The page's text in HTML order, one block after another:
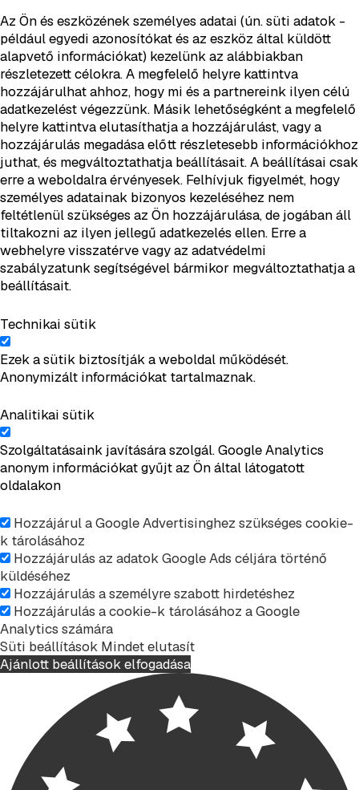
Az Ön és eszközének személyes adatai (ún. süti adatok -
például egyedi azonosítókat és az eszköz által küldött
alapvető információkat) kezelünk az alábbiakban
részletezett célokra. A megfelelő helyre kattintva
hozzájárulhat ahhoz, hogy mi és a partnereink ilyen célú
adatkezelést végezzünk. Másik lehetőségként a megfelelő
helyre kattintva elutasíthatja a hozzájárulást, vagy a
hozzájárulás megadása előtt részletesebb információkhoz
juthat, és megváltoztathatja beállításait. A beállításai csak
erre a weboldalra érvényesek. Felhívjuk figyelmét, hogy
személyes adatainak bizonyos kezeléséhez nem
feltétlenül szükséges az Ön hozzájárulása, de jogában áll
tiltakozni az ilyen jellegű adatkezelés ellen. Erre a
webhelyre visszatérve vagy az adatvédelmi
szabályzatunk segítségével bármikor megváltoztathatja a
beállításait.
Technikai sütik
Ezek a sütik biztosítják a weboldal működését.
Anonymizált információkat tartalmaznak.
Analitikai sütik
Szolgáltatásaink javítására szolgál. Google Analytics
anonym információkat gyűjt az Ön által látogatott
oldalakon
Hozzájárul a Google Advertisinghez szükséges cookie-
k tárolásához
Hozzájárulás az adatok Google Ads céljára történő
küldéséhez
Hozzájárulás a személyre szabott hirdetéshez
Hozzájárulás a cookie-k tárolásához a Google
Analytics számára
Süti beállítások Mindet elutasít
Ajánlott beállítások elfogadása